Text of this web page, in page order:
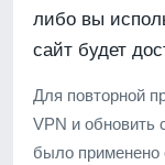
либо вы
сайт будет
Для повторной
VPN и обновить
было применено